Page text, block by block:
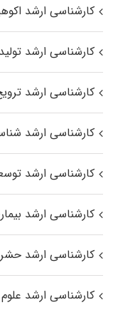
کارشناسی ارشد
کارشناسی ارشد
کارشناسی ارشد
کارشناسی ارشد
کارشناسی ارشد
کارشناسی ارشد
کارشناسی ارشد
کارشناسی ارشد